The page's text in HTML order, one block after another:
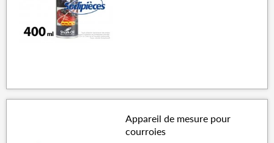
Appareil de mesure pour
courroies